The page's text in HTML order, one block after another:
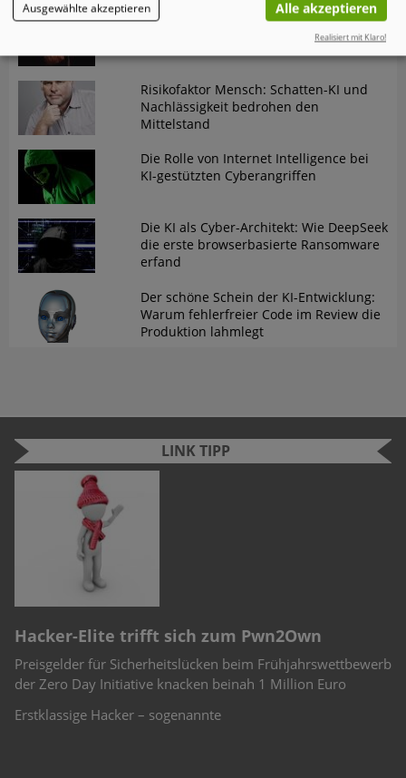
Omnissa-Analyse "State of Digital
Risikofaktor Mensch: Schatten-KI und
Nachlässigkeit bedrohen den
Mittelstand
Die Rolle von Internet Intelligence bei
KI-gestützten Cyberangriffen
Die KI als Cyber-Architekt: Wie DeepSeek
die erste browserbasierte Ransomware
erfand
Der schöne Schein der KI-Entwicklung:
Warum fehlerfreier Code im Review die
Produktion lahmlegt
LINK TIPP
Hacker-Elite trifft sich zum Pwn2Own
Preisgelder für Sicherheitslücken beim Frühjahrswettbewerb
der Zero Day Initiative knacken beinah 1 Million Euro
Erstklassige Hacker – sogenannte
Ausgewählte akzeptieren Alle akzeptieren
Realisiert mit Klaro!